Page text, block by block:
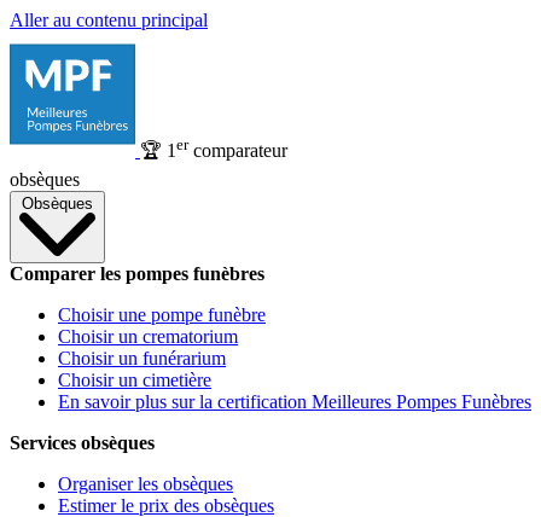
Aller au contenu principal
🏆 1 ercomparateur
obsèques
Obsèques
Comparer les pompes funèbres
Choisir une pompe funèbre
Choisir un crematorium
Choisir un funérarium
Choisir un cimetière
En savoir plus sur la certification Meilleures Pompes Funèbres
Services obsèques
Organiser les obsèques
Estimer le prix des obsèques